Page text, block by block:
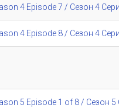
4 Episode 7 / Сезон 4
4 Episode 8 / Сезон 4
5 Episode 1 of 8 / Сезон 5